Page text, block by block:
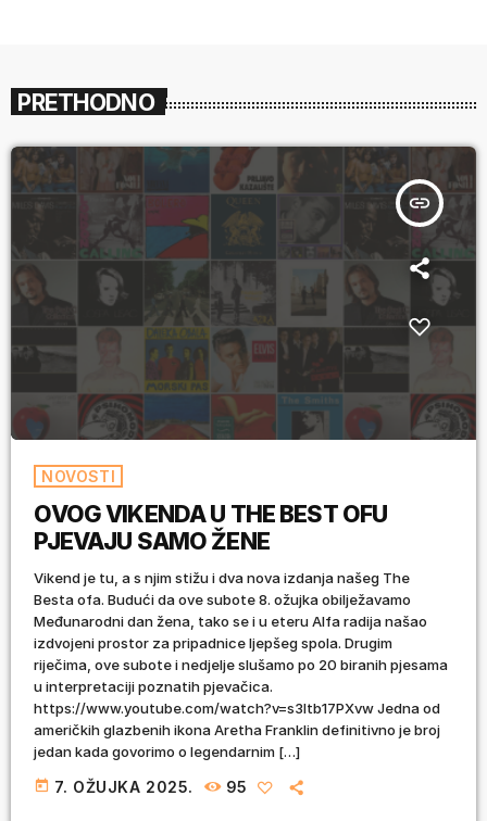
PRETHODNO
insert_link
NOVOSTI
OVOG VIKENDA U THE BEST OFU
PJEVAJU SAMO ŽENE
Vikend je tu, a s njim stižu i dva nova izdanja našeg The
Besta ofa. Budući da ove subote 8. ožujka obilježavamo
Međunarodni dan žena, tako se i u eteru Alfa radija našao
izdvojeni prostor za pripadnice ljepšeg spola. Drugim
riječima, ove subote i nedjelje slušamo po 20 biranih pjesama
u interpretaciji poznatih pjevačica.
https://www.youtube.com/watch?v=s3Itb17PXvw Jedna od
američkih glazbenih ikona Aretha Franklin definitivno je broj
jedan kada govorimo o legendarnim […]
today 7. OŽUJKA 2025. 95